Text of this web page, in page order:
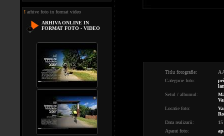
! arhive foto in format video
ARHIVA ONLINE IN
FORMAT FOTO - VIDEO
Titlu fotografie:
A
Categorie foto:
Setul / albumul:
Locatie foto:
Data realizarii:
Aparat foto: